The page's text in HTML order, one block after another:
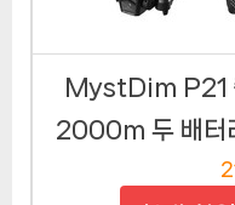
MystDim P21
2000m 두 배터